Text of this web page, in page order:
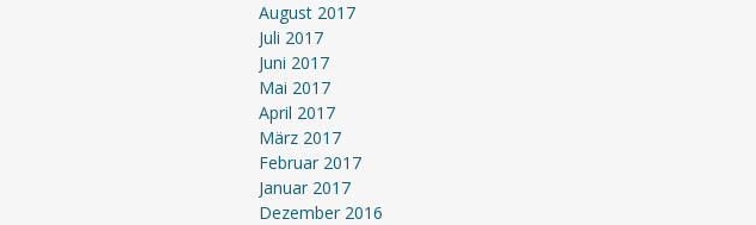
August 2017
Juli 2017
Juni 2017
Mai 2017
April 2017
März 2017
Februar 2017
Januar 2017
Dezember 2016